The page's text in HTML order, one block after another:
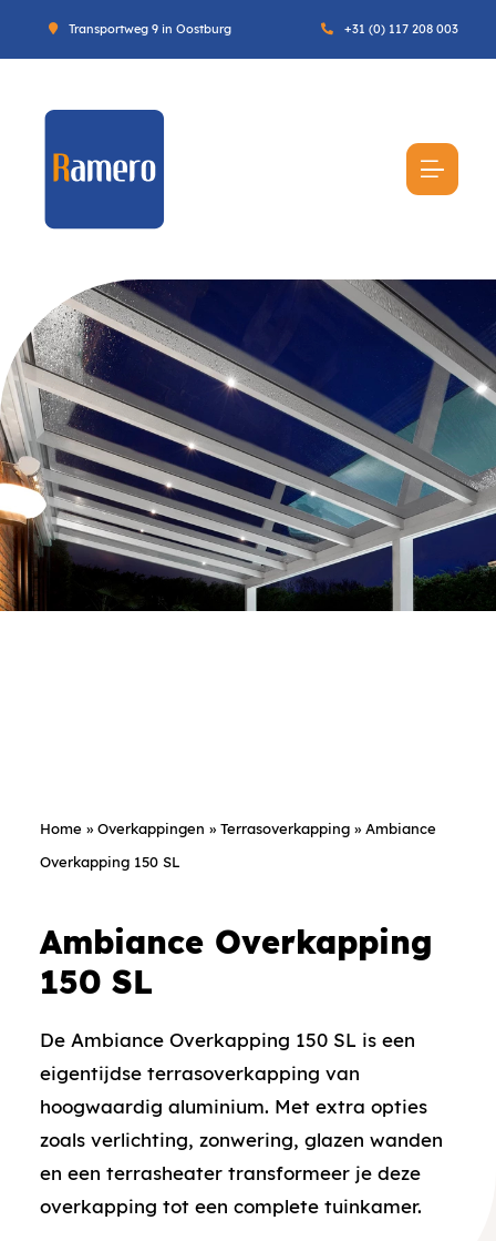
Transportweg 9 in Oostburg +31 (0) 117 208 003
Home » Overkappingen » Terrasoverkapping» Ambiance
Overkapping 150 SL
Ambiance Overkapping
150 SL
De Ambiance Overkapping 150 SL is een
eigentijdse terrasoverkapping van
hoogwaardig aluminium. Met extra opties
zoals verlichting, zonwering, glazen wanden
en een terrasheater transformeer je deze
overkapping tot een complete tuinkamer.